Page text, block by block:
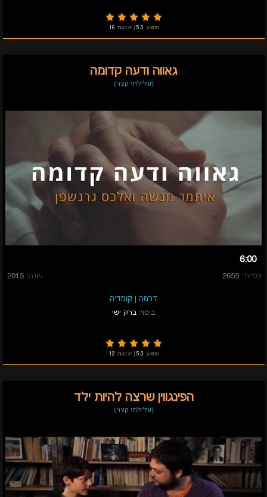
ממוצע: 5.0
|הצבעות: 16
גאווה ודעה קדומה
(עלילתי קצר)
6:00
צפיות: 2655 שנה: 2015
דרמה | קומדיה
בימוי: ברק ישי
ממוצע: 5.0
|הצבעות: 12
הפינגווין שרצה להיות ילד
(עלילתי קצר)